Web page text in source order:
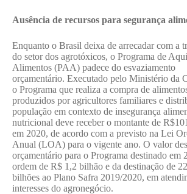
Ausência de recursos para segurança
Enquanto o Brasil deixa de arrecadar com a
do setor dos agrotóxicos, o Programa de
Alimentos (PAA) padece do esvaziamento
orçamentário. Executado pelo Ministério da
o Programa que realiza a compra de
produzidos por agricultores familiares e
população em contexto de insegurança
nutricional deve receber o montante de
em 2020, de acordo com a previsto na Lei
Anual (LOA) para o vigente ano. O valor
orçamentário para o Programa destinado em
ordem de R$ 1,2 bilhão e da destinação de
bilhões ao Plano Safra 2019/2020, em
interesses do agronegócio.